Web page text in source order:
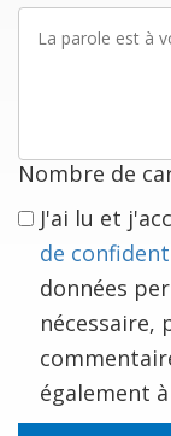
parole
Nombre de
J'ai lu et
de
données
nécessaire,
également